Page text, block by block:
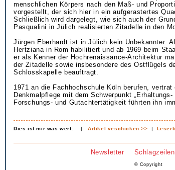
menschlichen Körpers nach den Maß- und
vorgestellt, der sich hier in ein aufgerastertes
Schließlich wird dargelegt, wie sich auch der
Pasqualini in Jülich realisierten Zitadelle in den
Jürgen Eberhardt ist in Jülich kein Unbekannter:
Hertziana in Rom habilitiert und ab 1969 beim
er als Kenner der Hochrenaissance-Architektur
der Zitadelle sowie insbesondere des Ostflügels
Schlosskapelle beauftragt.
1971 an die Fachhochschule Köln berufen,
Denkmalpflege mit dem Schwerpunkt
Forschungs- und Gutachtertätigkeit führten ihn
Dies ist mir was wert: |Artikel veschicken >> |
Newsletter
© Copyright